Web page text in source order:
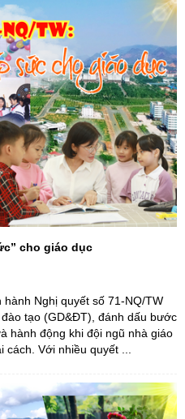
cho giáo dục
Nghị quyết số 71-NQ/TW
tạo (GD&ĐT), đánh dấu bước
hành động khi đội ngũ nhà giáo
Với nhiều quyết ...